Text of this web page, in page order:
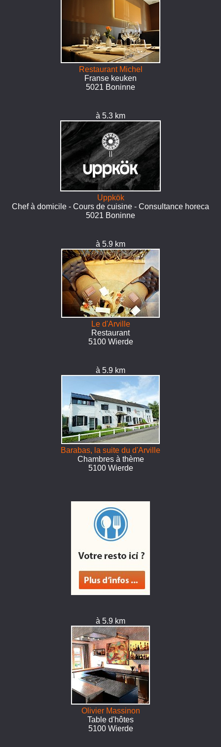
Restaurant Michel
Franse keuken
5021 Boninne
à 5.3 km
Uppkök
Chef à domicile - Cours de cuisine - Consultance horeca
5021 Boninne
à 5.9 km
Le d'Arville
Restaurant
5100 Wierde
à 5.9 km
Barabas, la suite du d'Arville
Chambres à thème
5100 Wierde
à 5.9 km
Olivier Massinon
Table d'hôtes
5100 Wierde